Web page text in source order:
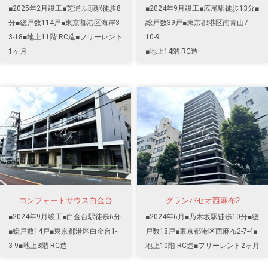
■2025年2月竣工■芝浦ふ頭駅徒歩8
分■総戸数114戸■東京都港区海岸3-
3-18■地上11階 RC造■フリーレント
1ヶ月
■2024年9月竣工■広尾駅徒歩13分■
総戸数39戸■東京都港区南青山7-
10-9
■地上14階 RC造
コンフォートサウス白金台
■2024年9月竣工■白金台駅徒歩6分
■総戸数14戸■東京都港区白金台1-
3-9■地上3階 RC造
グランパセオ西麻布2
■2024年6月■乃木坂駅徒歩10分■総
戸数18戸■東京都港区西麻布2-7-4■
地上10階 RC造■フリーレント2ヶ月